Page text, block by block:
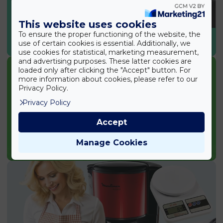
SPORT & EGÉSZSÉG
KERTI TERMÉKEK
This website uses cookies
To ensure the proper functioning of the website, the
use of certain cookies is essential. Additionally, we
use cookies for statistical, marketing measurement,
and advertising purposes. These latter cookies are
loaded only after clicking the "Accept" button. For
more information about cookies, please refer to our
Privacy Policy.
Privacy Policy
Manage Cookies
Accept